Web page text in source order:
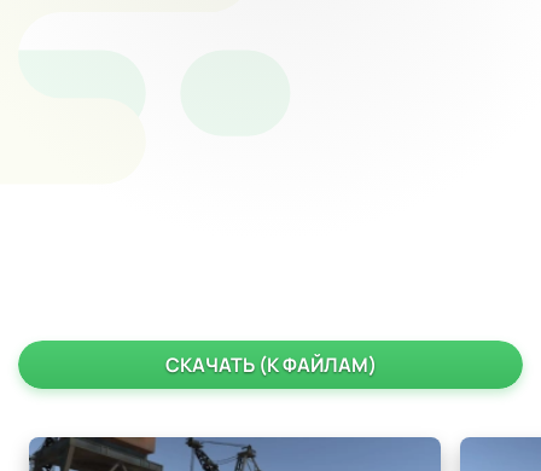
СКАЧАТЬ (К ФАЙЛАМ)